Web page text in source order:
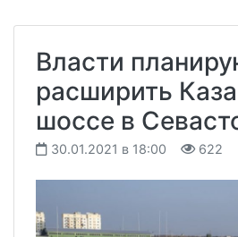
Власти
расширить
шоссе в
30.01.2021 в 18:00 622